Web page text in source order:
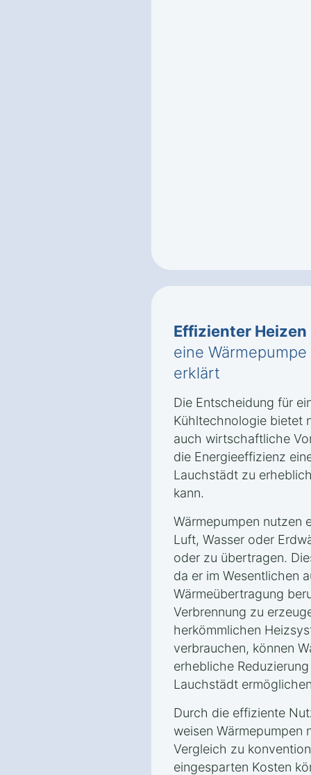
Effizienter Heizen
eine
erklärt
Die Entscheidung für
Kühltechnologie bietet
auch wirtschaftliche
die Energieeffizienz
Lauchstädt zu
kann.
Wärmepumpen nutzen
Luft, Wasser oder
oder zu übertragen.
da er im Wesentlichen
Wärmeübertragung
Verbrennung zu
herkömmlichen
verbrauchen, können
erhebliche
Lauchstädt
Durch die effiziente
weisen Wärmepumpen
Vergleich zu
eingesparten Kosten